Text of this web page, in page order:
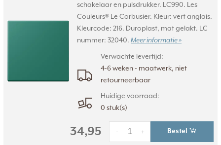
schakelaar en pulsdrukker. LC990. Les
Couleurs® Le Corbusier. Kleur: vert anglais.
Kleurcode: 216. Duroplast, mat gelakt. LC
nummer: 32040. Meer informatie »
Verwachte levertijd:
4-6 weken - maatwerk, niet
retourneerbaar
Huidige voorraad:
0 stuk(s)
34,95 +
- Bestel